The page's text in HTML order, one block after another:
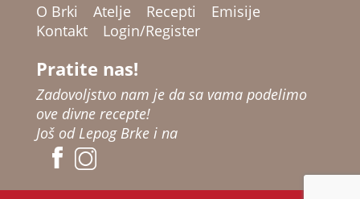
O Brki Atelje Recepti
Emisije
Kontakt
Login/Register
Pratite nas!
Zadovoljstvo nam je da sa vama podelimo
ove divne recepte!
Još od Lepog Brke i na